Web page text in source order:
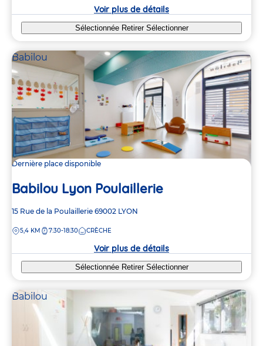
Voir plus de détails
Sélectionnée Retirer Sélectionner
Babilou
Dernière place disponible
Babilou Lyon Poulaillerie
Adresse
la
15 Rue de la Poulaillerie 69002 LYON
DISTANCE
5,4 KM 7:30-18:30 CRÈCHE
Voir plus de détails
Sélectionnée Retirer Sélectionner
Babilou